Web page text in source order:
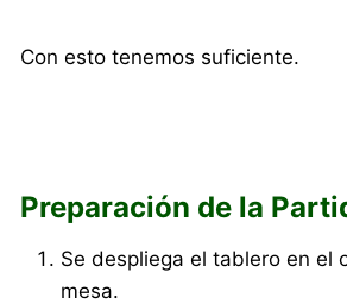
Con esto tenemos suficiente.
Preparación de la
Se despliega el tablero en el
mesa.